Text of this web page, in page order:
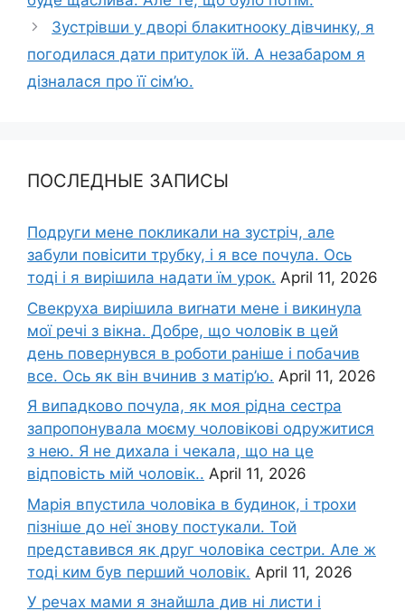
Зустрівши у дворі блакитнооку дівчинку, я
погодилася дати притулок їй. А незабаром я
дізналася про її сім’ю.
ПОСЛЕДНЫЕ ЗАПИСЫ
Подруги мене покликали на зустріч, але
забули повісити трубку, і я все почула. Ось
тоді і я вирішила надати їм урок. April 11, 2026
Свекруха вирішила виrнати мене і викинула
мої речі з вікна. Добре, що чоловік в цей
день повернувся в роботи раніше і побачив
все. Ось як він вчинив з матір’ю. April 11, 2026
Я випадково почула, як моя рідна сестра
запропонувала моєму чоловікові одружитися
з нею. Я не дихала і чекала, що на це
відповість мій чоловік.. April 11, 2026
Марія впустила чоловіка в будинок, і трохи
пізніше до неї знову постукали. Той
представився як друг чоловіка сестри. Але ж
тоді ким був перший чоловік. April 11, 2026
У речах мами я знайшла див ні листи і